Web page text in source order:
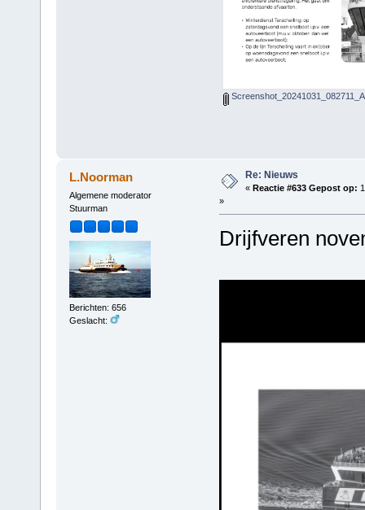
L.Noorman
Algemene moderator
Stuurman
Berichten: 656
Geslacht:
Re: Nieuws
« Reactie #633 Gepost op:
»
Drijfveren